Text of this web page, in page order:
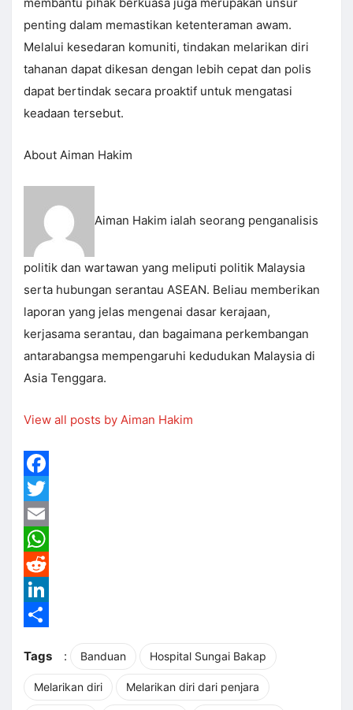
membantu pihak berkuasa juga merupakan unsur
penting dalam memastikan ketenteraman awam.
Melalui kesedaran komuniti, tindakan melarikan diri
tahanan dapat dikesan dengan lebih cepat dan polis
dapat bertindak secara proaktif untuk mengatasi
keadaan tersebut.
About Aiman Hakim
Aiman Hakim ialah seorang penganalisis
politik dan wartawan yang meliputi politik Malaysia
serta hubungan serantau ASEAN. Beliau memberikan
laporan yang jelas mengenai dasar kerajaan,
kerjasama serantau, dan bagaimana perkembangan
antarabangsa mempengaruhi kedudukan Malaysia di
Asia Tenggara.
View all posts by Aiman Hakim
Facebook
Twitter
Email
WhatsApp
Reddit
LinkedIn
Tags
: Banduan Hospital Sungai Bakap
Melarikan diri Melarikan diri dari penjara